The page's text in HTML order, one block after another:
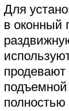
Для
в оконный
продевают
полностью